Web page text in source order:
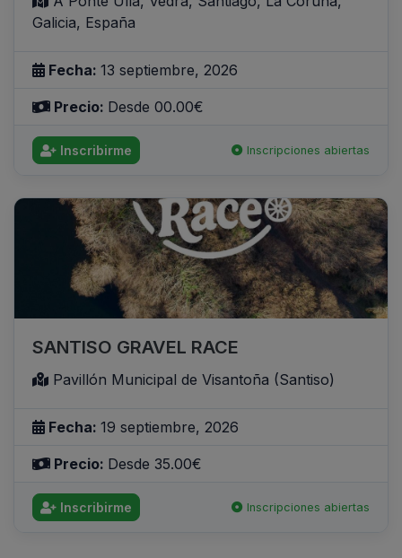
Galicia, España
Fecha: 13 septiembre, 2026
Precio: Desde 00.00€
Inscribirme Inscripciones abiertas
SANTISO GRAVEL RACE
Pavillón Municipal de Visantoña (Santiso)
Fecha: 19 septiembre, 2026
Precio: Desde 35.00€
Inscribirme Inscripciones abiertas